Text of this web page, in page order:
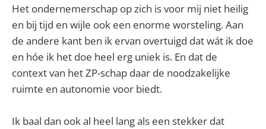
Het ondernemerschap op zich is voor mij niet heilig
en bij tijd en wijle ook een enorme worsteling. Aan
de andere kant ben ik ervan overtuigd dat wát ik doe
en hóe ik het doe heel erg uniek is. En dat de
context van het ZP-schap daar de noodzakelijke
ruimte en autonomie voor biedt.
Ik baal dan ook al heel lang als een stekker dat